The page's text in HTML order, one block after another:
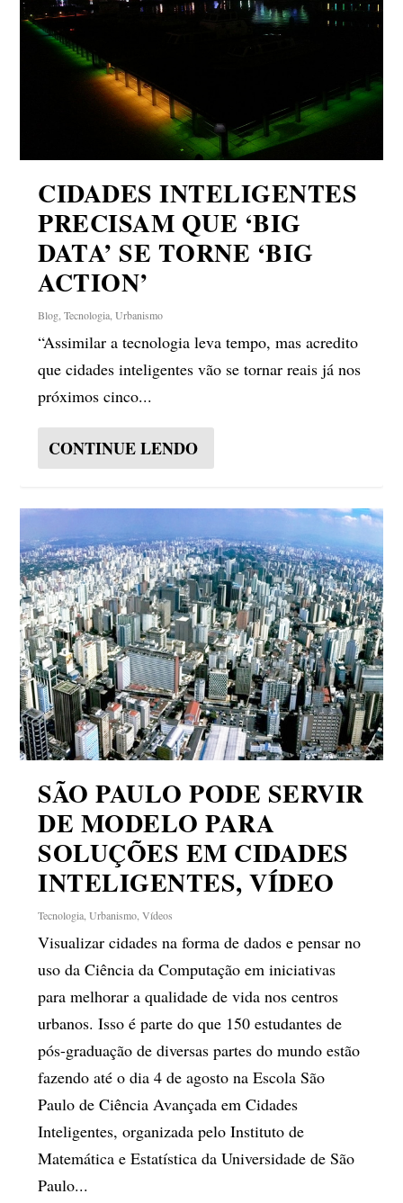
CIDADES INTELIGENTES
PRECISAM QUE ‘BIG
DATA’ SE TORNE ‘BIG
ACTION’
Blog ,Tecnologia ,Urbanismo
“Assimilar a tecnologia leva tempo, mas acredito
que cidades inteligentes vão se tornar reais já nos
próximos cinco...
CONTINUE LENDO
SÃO PAULO PODE SERVIR
DE MODELO PARA
SOLUÇÕES EM CIDADES
INTELIGENTES, VÍDEO
Tecnologia ,Urbanismo ,Vídeos
Visualizar cidades na forma de dados e pensar no
uso da Ciência da Computação em iniciativas
para melhorar a qualidade de vida nos centros
urbanos. Isso é parte do que 150 estudantes de
pós-graduação de diversas partes do mundo estão
fazendo até o dia 4 de agosto na Escola São
Paulo de Ciência Avançada em Cidades
Inteligentes, organizada pelo Instituto de
Matemática e Estatística da Universidade de São
Paulo...